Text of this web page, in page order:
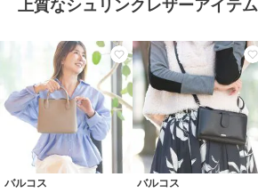
上質なシュリンクレザーアイテム
バルコス バルコス